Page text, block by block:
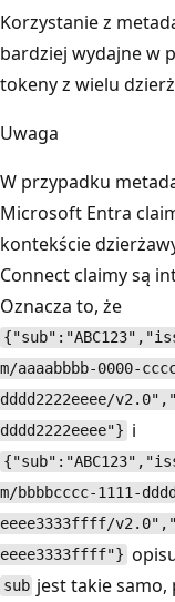
Korzystanie z
bardziej wydajne w
tokeny z wielu
Uwaga
W przypadku
Microsoft Entra
kontekście
Connect claimy są
Oznacza to, że
m/aaaabbbb-0000-
dddd2222eeee/
dddd2222eeee"} i
m/bbbbcccc-1111-
eeee3333ffff/
eeee3333ffff"}
sub jest takie